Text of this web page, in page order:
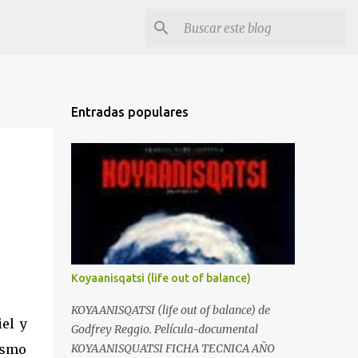
y
Entradas populares
Koyaanisqatsi (life out of balance)
KOYAANISQATSI (life out of balance) de
Godfrey Reggio. Película-documental
KOYAANISQUATSI FICHA TECNICA AÑO